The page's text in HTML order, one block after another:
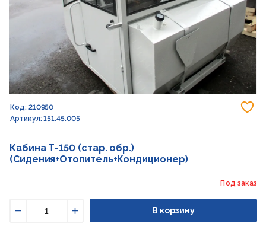
Код: 210950
Артикул: 151.45.005
Кабина Т-150 (стар. обр.)
(Сидения+Отопитель+Кондиционер)
Под заказ
Увеличить
В корзину